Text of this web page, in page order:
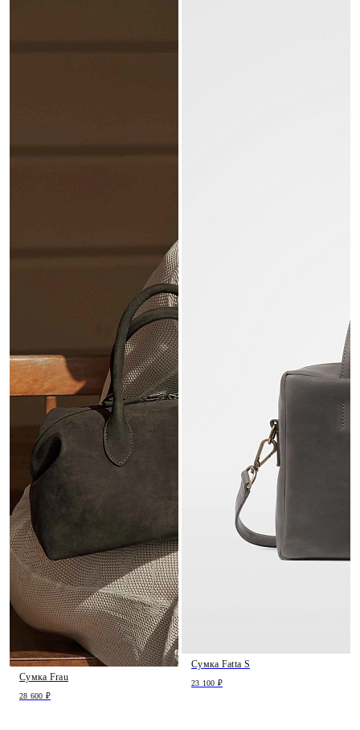
Сумка Frau
28 600 ₽
Сумка Fatta S
23 100 ₽